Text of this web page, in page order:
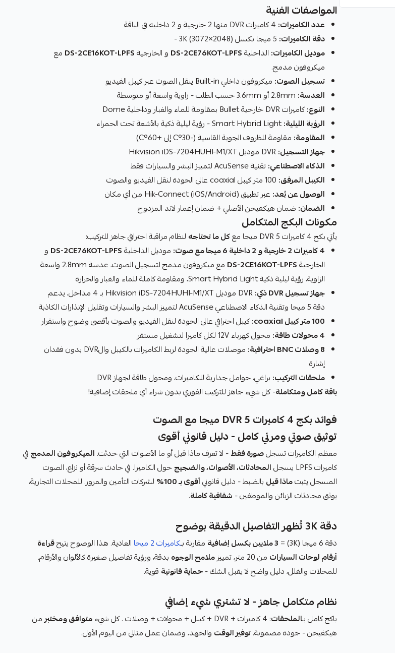
المواصفات الفنية
عدد الكاميرات:
دقة الكاميرات:
موديل الكاميرات: الداخليةDS-2CE76KOT-LPFS و الخارجيةDS-2CE16KOT-LPFS مع
ميكروفون مدمج.
تسجيل الصوت: ميكروفون داخلي Built-in ينقل الصوت عبر كيبل الفيديو
العدسة:
النوع:كاميرات DVR خارجية Bullet بمقاومة للماء والغبار وداخلية Dome
الرؤية الليلية:Smart Hybrid Light - رؤية ليلية ذكية بالأشعة تحت الحمراء
المقاومة: مقاومة للظروف الجوية القاسية (-30°C إلى +60°C)
جهاز التسجيل:
الذكاء الاصطناعي:تقنية AcuSense لتمييز البشر والسيارات فقط
الكيبل المرفق:
الوصول عن بُعد: عبر تطبيق Hik-Connect (iOS/Android) من أي مكان
الضمان: ضمان هيكفيجن الأصلي + ضمان إعمار لاند المزدوج
مكونات البكج المتكامل
يأتي بكج 4 كاميرات DVR 5 ميجا مع كل ما تحتاجه لنظام مراقبة احترافي جاهز للتركيب:
4 كاميرات 2 خارجية و 2 داخلية 6 ميجا مع صوت:
موديل الداخليةDS-2CE76KOT-LPFS و
الخارجيةDS-2CE16KOT-LPFS
مع ميكروفون مدمج لتسجيل الصوت، عدسة 2.8mm واسعة
الزاوية، رؤية ليلية ذكية Smart Hybrid Light، ومقاومة كاملة للماء والغبار والحرارة
جهاز تسجيل DVR ذكي:
DVR موديل Hikvision iDS-7204HUHI-M1/XT بـ 4 مداخل، يدعم
دقة 5 ميجا وتقنية الذكاء الاصطناعي AcuSense لتمييز البشر والسيارات وتقليل الإنذارات الكاذبة
100 متر كيبل coaxial:
كيبل احترافي عالي الجودة لنقل الفيديو والصوت بأقصى وضوح واستقرار
4 محولات طاقة:
محول كهرباء 12V لكل كاميرا لتشغيل مستقر
8 وصلات BNC احترافية:
موصلات عالية الجودة لربط الكاميرات بالكيبل والDVR بدون فقدان
إشارة
ملحقات التركيب: براغي، حوامل جدارية للكاميرات، ومحول طاقة لجهاز DVR
باقة كامل ومتكاملة- كل شيء جاهز للتركيب الفوري بدون شراء أي ملحقات إضافية!
فوائد بكج 4 كاميرات DVR 5 ميجا مع الصوت
توثيق صوتي ومرئي كامل - دليل قانوني أقوى
معظم الكاميرات تسجلصورة فقط- لا تعرف ماذا قيل أو ما الأصوات التي حدثت. الميكروفون المدمج في
كاميرات LPFS يسجل
المحادثات، الأصوات، والضجيجحول الكاميرا. في حادث سرقة أو نزاع، الصوت
المسجل يثبتماذا قيل بالضبط - دليل قانونيأقوى بـ 100%
لشركات التأمين والمرور. للمحلات التجارية،
يوثق محادثات الزبائن والموظفين - شفافية كاملة.
دقة 3K تُظهر التفاصيل الدقيقة بوضوح
دقة 6 ميجا (3K) = 3 ملايين بكسل إضافية مقارنة بـكاميرات 2 ميجا العادية. هذا الوضوح يتيحقراءة
أرقام لوحات السيارات من 20 متر، تمييز ملامح الوجوه بدقة، ورؤية تفاصيل صغيرة كالألوان والأرقام.
للمحلات والفلل، دليل واضح لا يقبل الشك -حماية قانونية قوية.
نظام متكامل جاهز - لا تشتري شيء إضافي
باكج كامل بـالملحقات: 4 كاميرات + DVR + كيبل + محولات + وصلات . كل شيء متوافق ومختبرمن
هيكفيجن - جودة مضمونة.توفير الوقت والجهد، وضمان عمل مثالي من اليوم الأول.